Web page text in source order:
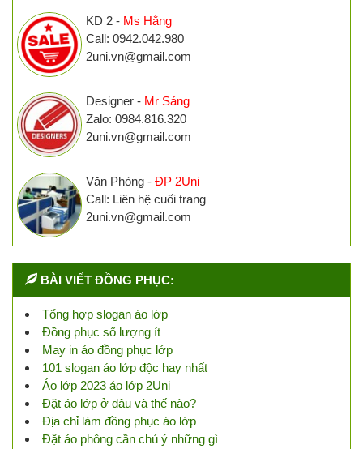
KD 2 - Ms Hằng
Call: 0942.042.980
2uni.vn@gmail.com
Designer - Mr Sáng
Zalo: 0984.816.320
2uni.vn@gmail.com
Văn Phòng - ĐP 2Uni
Call: Liên hệ cuối trang
2uni.vn@gmail.com
BÀI VIẾT ĐỒNG PHỤC:
Tổng hợp slogan áo lớp
Đồng phục số lượng ít
May in áo đồng phục lớp
101 slogan áo lớp độc hay nhất
Áo lớp 2023 áo lớp 2Uni
Đặt áo lớp ở đâu và thế nào?
Địa chỉ làm đồng phục áo lớp
Đặt áo phông cần chú ý những gì